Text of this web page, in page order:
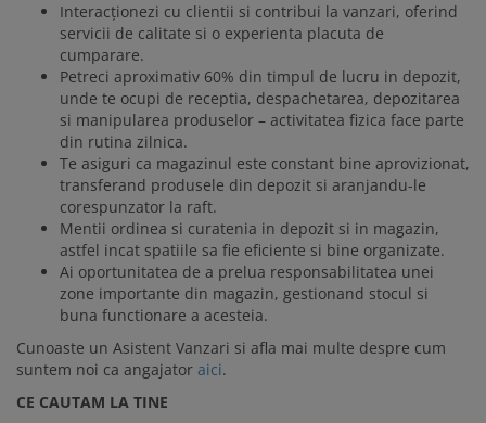
Interacționezi cu clientii si contribui la vanzari, oferind
servicii de calitate si o experienta placuta de
cumparare.
Petreci aproximativ 60% din timpul de lucru in depozit,
unde te ocupi de receptia, despachetarea, depozitarea
si manipularea produselor – activitatea fizica face parte
din rutina zilnica.
Te asiguri ca magazinul este constant bine aprovizionat,
transferand produsele din depozit si aranjandu-le
corespunzator la raft.
Mentii ordinea si curatenia in depozit si in magazin,
astfel incat spatiile sa fie eficiente si bine organizate.
Ai oportunitatea de a prelua responsabilitatea unei
zone importante din magazin, gestionand stocul si
buna functionare a acesteia.
Cunoaste un Asistent Vanzari si afla mai multe despre cum
suntem noi ca angajator aici.
CE CAUTAM LA TINE